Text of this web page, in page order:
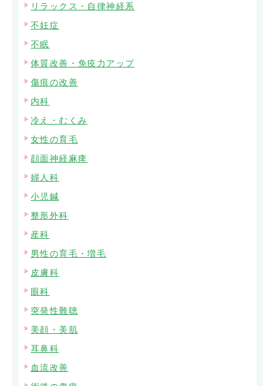
リラックス・自律神経系
不妊症
不眠
体質改善・免疫力アップ
傷痕の改善
内科
冷え・むくみ
女性の育毛
顔面神経麻痺
婦人科
小児鍼
整形外科
産科
男性の育毛・増毛
皮膚科
眼科
突発性難聴
美顔・美肌
耳鼻科
血流改善